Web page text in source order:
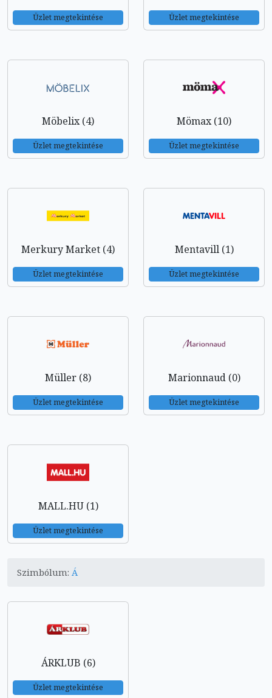
Üzlet megtekintése Üzlet megtekintése
Möbelix (4)
Üzlet megtekintése
Mömax (10)
Üzlet megtekintése
Merkury Market (4)
Üzlet megtekintése
Mentavill (1)
Üzlet megtekintése
Müller (8)
Üzlet megtekintése
Marionnaud (0)
Üzlet megtekintése
MALL.HU (1)
Üzlet megtekintése
Szimbólum: Á
ÁRKLUB (6)
Üzlet megtekintése